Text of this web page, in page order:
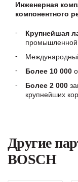
Инженерная
компонентного
Крупнейшая
промышленной
Более 10 000
Более 2 000
крупнейших
Другие
BOSCH